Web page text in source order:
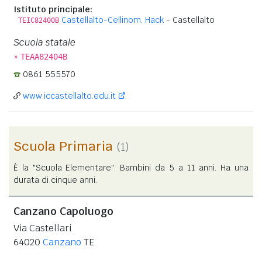
Istituto principale:
TEIC82400B Castellalto-Cellinom. Hack - Castellalto
Scuola statale
» TEAA82404B
0861 555570
www.iccastellalto.edu.it
Scuola Primaria (1)
È la "Scuola Elementare". Bambini da 5 a 11 anni. Ha una
durata di cinque anni.
Canzano Capoluogo
Via Castellari
64020 Canzano TE